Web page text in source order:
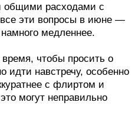
общими расходами с
эти вопросы в июне —
медленнее.
чтобы просить о
навстречу, особенно
с флиртом и
могут неправильно